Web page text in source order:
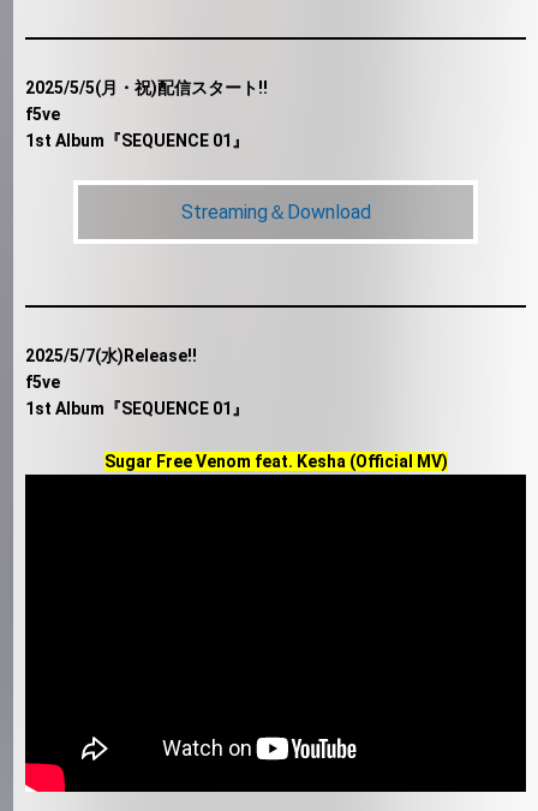
2025/5/5(月・祝)配信スタート!!
f5ve
1st Album『SEQUENCE 01』
Streaming＆Download
2025/5/7(水)Release!!
f5ve
1st Album『SEQUENCE 01』
Sugar Free Venom feat. Kesha (Official MV)